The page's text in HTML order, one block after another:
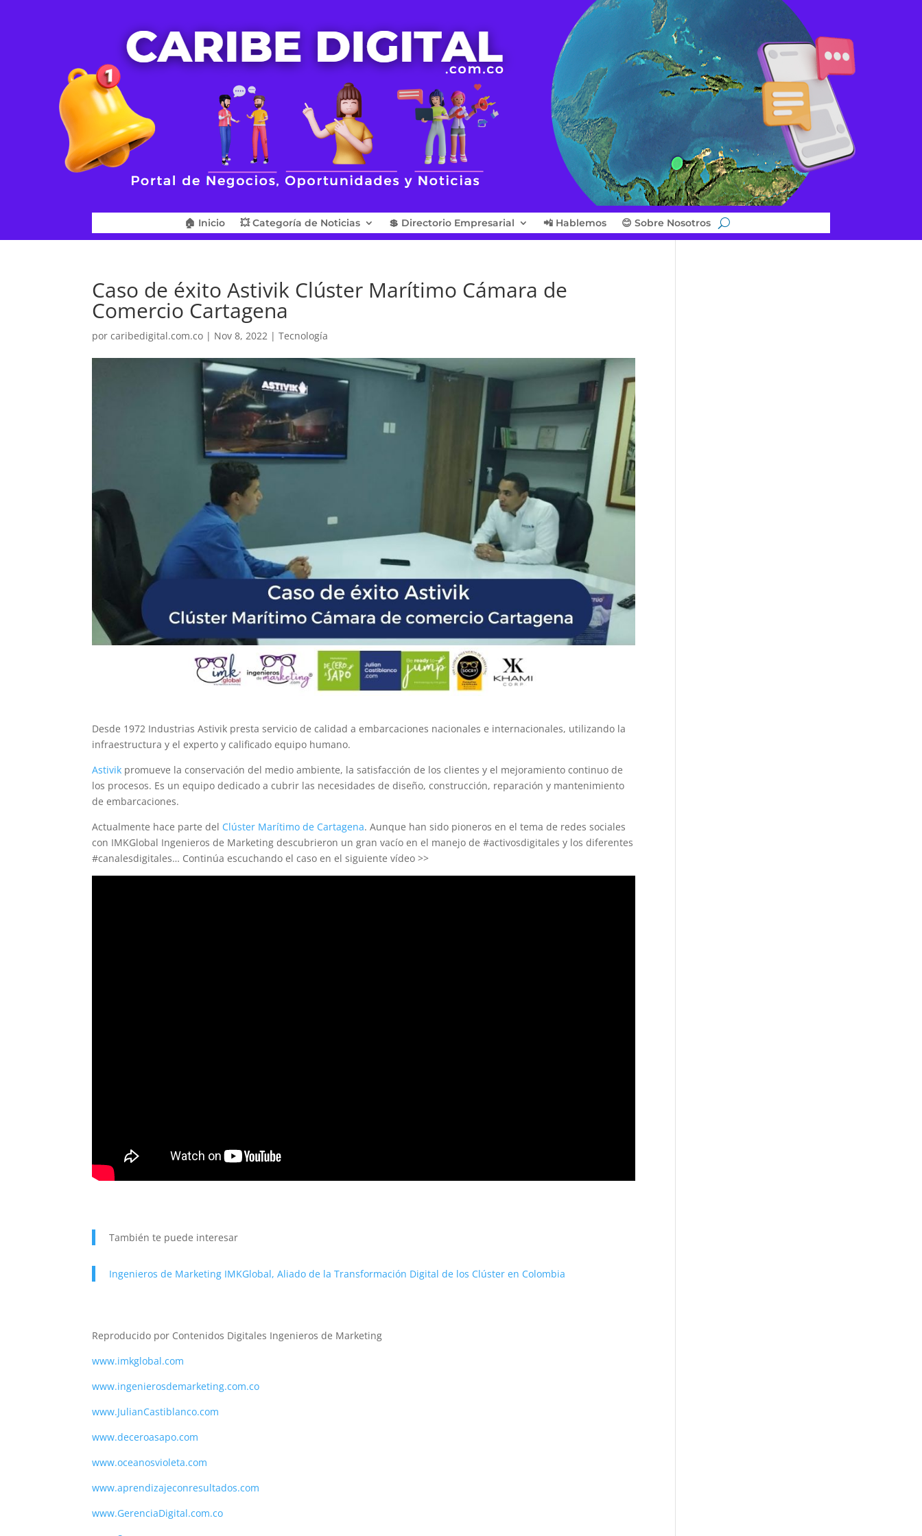
🏠 Inicio 💥 Categoría de Noticias 💲 Directorio Empresarial 📲 Hablemos 😊 Sobre Nosotros
Caso de éxito Astivik Clúster Marítimo Cámara de
Comercio Cartagena
porcaribedigital.com.co | Nov 8, 2022 |Tecnología
Desde 1972 Industrias Astivik presta servicio de calidad a embarcaciones nacionales e internacionales, utilizando la
infraestructura y el experto y calificado equipo humano.
Astivik promueve la conservación del medio ambiente, la satisfacción de los clientes y el mejoramiento continuo de
los procesos. Es un equipo dedicado a cubrir las necesidades de diseño, construcción, reparación y mantenimiento
de embarcaciones.
Actualmente hace parte del Clúster Marítimo de Cartagena. Aunque han sido pioneros en el tema de redes sociales
con IMKGlobal Ingenieros de Marketing descubrieron un gran vacío en el manejo de #activosdigitales y los diferentes
#canalesdigitales… Continúa escuchando el caso en el siguiente vídeo >>
También te puede interesar
Ingenieros de Marketing IMKGlobal, Aliado de la Transformación Digital de los Clúster en Colombia
Reproducido por Contenidos Digitales Ingenieros de Marketing
www.imkglobal.com
www.ingenierosdemarketing.com.co
www.JulianCastiblanco.com
www.deceroasapo.com
www.oceanosvioleta.com
www.aprendizajeconresultados.com
www.GerenciaDigital.com.co